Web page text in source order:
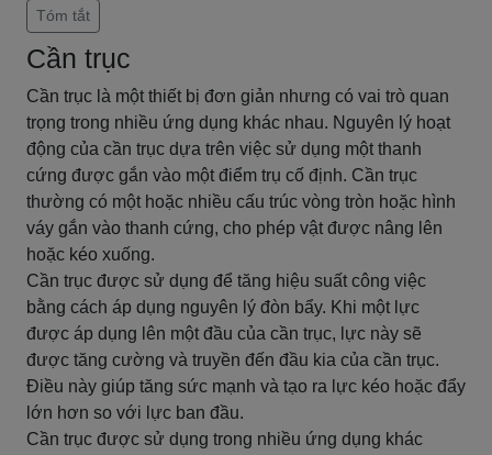
Tóm tắt
Cần trục
Cần trục là một thiết bị đơn giản nhưng có vai trò quan
trọng trong nhiều ứng dụng khác nhau. Nguyên lý hoạt
động của cần trục dựa trên việc sử dụng một thanh
cứng được gắn vào một điểm trụ cố định. Cần trục
thường có một hoặc nhiều cấu trúc vòng tròn hoặc hình
váy gắn vào thanh cứng, cho phép vật được nâng lên
hoặc kéo xuống.
Cần trục được sử dụng để tăng hiệu suất công việc
bằng cách áp dụng nguyên lý đòn bẩy. Khi một lực
được áp dụng lên một đầu của cần trục, lực này sẽ
được tăng cường và truyền đến đầu kia của cần trục.
Điều này giúp tăng sức mạnh và tạo ra lực kéo hoặc đẩy
lớn hơn so với lực ban đầu.
Cần trục được sử dụng trong nhiều ứng dụng khác